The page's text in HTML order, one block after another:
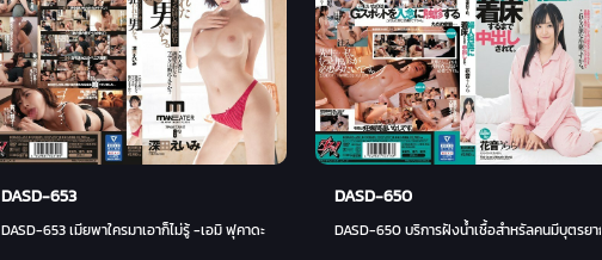
DASD-653
DASD-653 เมียพาใครมาเอาก็ไม่รู้ -เอมิ ฟุคาดะ
DASD-650
DASD-650 บริการฝังน้ำเชื้อสำหรัลคนมีบุตรยาก